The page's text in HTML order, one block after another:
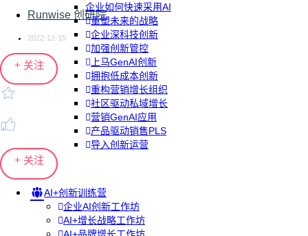
企业如何快速采用AI
重塑未来的战略
企业深科技创新
加强创新管控
上马GenAI创新
拥抱低成本创新
重构营销增长组织
社区驱动私域增长
营销GenAI应用
产品驱动销售PLS
导入创新运营
AI+创新训练营
企业AI创新工作坊
AI+增长战略工作坊
Runwise 创研院
2022-12-15
+ 关注
+ 关注